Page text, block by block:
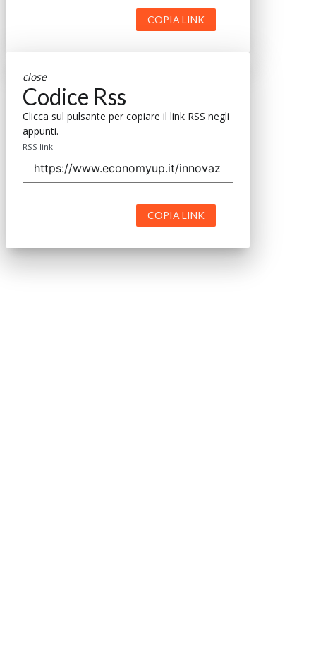
COPIA LINK
close
Codice Rss
Clicca sul pulsante per copiare il link RSS negli
appunti.
RSS link
COPIA LINK